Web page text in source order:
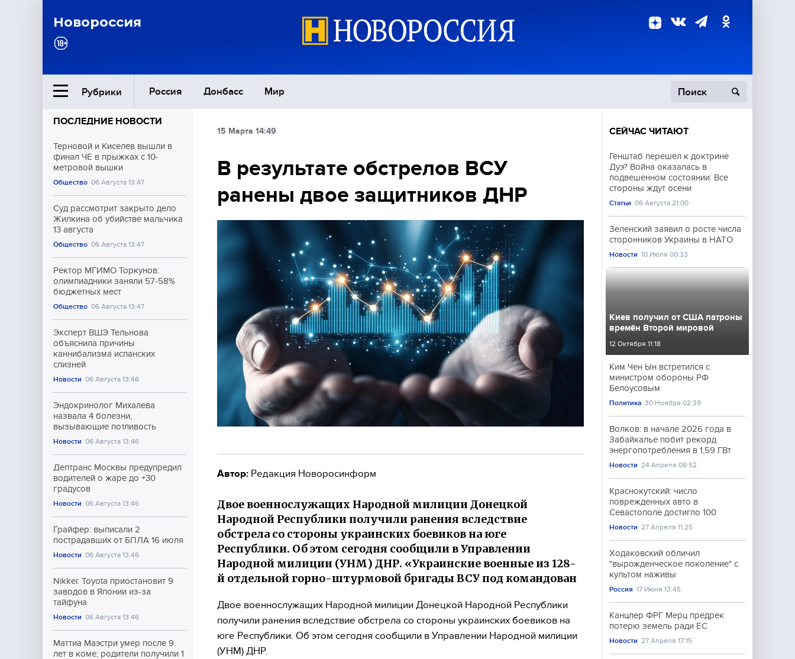
Новороссия
Рубрики Россия Донбасс Мир
Ближний Восток
Общество
Экономика
Происшествия
Культура
ПОСЛЕДНИЕ НОВОСТИ
Терновой и Киселёв вышли в
финал ЧЕ в прыжках с 10-
метровой вышки
Общество 06 Августа 13:47
Суд рассмотрит закрыто дело
Жилкина об убийстве мальчика
13 августа
Общество 06 Августа 13:47
Ректор МГИМО Торкунов:
олимпиадники заняли 57-58%
бюджетных мест
Общество 06 Августа 13:47
Эксперт ВШЭ Тельнова
объяснила причины
каннибализма испанских
слизней
Новости 06 Августа 13:46
Эндокринолог Михалева
назвала 4 болезни,
вызывающие потливость
Новости 06 Августа 13:46
Дептранс Москвы предупредил
водителей о жаре до +30
градусов
Новости 06 Августа 13:46
Грайфер: выписали 2
пострадавших от БПЛА 16 июля
Новости 06 Августа 13:46
Nikkei: Toyota приостановит 9
заводов в Японии из-за
тайфуна
Новости 06 Августа 13:46
Маттиа Маэстри умер после 9
лет в коме; родители получили 1
15 Марта 14:49
В результате обстрелов ВСУ
ранены двое защитников ДНР
Автор: Редакция Новоросинформ
Двое военнослужащих Народной милиции Донецкой
Народной Республики получили ранения вследствие
обстрела со стороны украинских боевиков на юге
Республики. Об этом сегодня сообщили в Управлении
Народной милиции (УНМ) ДНР. «Украинские военные из 128-
й отдельной горно-штурмовой бригады ВСУ под командован
Двое военнослужащих Народной милиции Донецкой Народной Республики
получили ранения вследствие обстрела со стороны украинских боевиков на
юге Республики. Об этом сегодня сообщили в Управлении Народной милиции
(УНМ) ДНР.
СЕЙЧАС ЧИТАЮТ
Генштаб перешёл к доктрине
Дуэ? Война оказалась в
подвешенном состоянии: Все
стороны ждут осени
Статьи 06 Августа 21:00
Зеленский заявил о росте числа
сторонников Украины в НАТО
Новости 10 Июля 00:33
Киев получил от США патроны
времён Второй мировой
12 Октября 11:18
Ким Чен Ын встретился с
министром обороны РФ
Белоусовым
Политика 30 Ноября 02:39
Волков: в начале 2026 года в
Забайкалье побит рекорд
энергопотребления в 1,59 ГВт
Новости 24 Апреля 08:52
Краснокутский: число
поврежденных авто в
Севастополе достигло 100
Новости 27 Апреля 11:25
Ходаковский обличил
"вырожденческое поколение" с
культом наживы
Россия 17 Июня 13:45
Канцлер ФРГ Мерц предрек
потерю земель ради ЕС
Новости 27 Апреля 17:15